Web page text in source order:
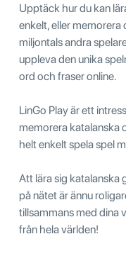
Upptäck hur du kan
enkelt, eller
miljontals andra
uppleva den unika
ord och fraser online.
LinGo Play är ett
memorera katalanska
helt enkelt spela spel
Att lära sig katalanska
på nätet är ännu
tillsammans med dina
från hela världen!